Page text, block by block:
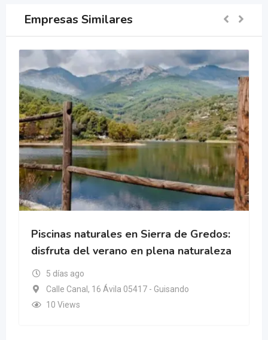
Empresas Similares
Piscinas naturales en Sierra de Gredos:
disfruta del verano en plena naturaleza
5 días ago
Calle Canal, 16 Ávila 05417 - Guisando
10 Views